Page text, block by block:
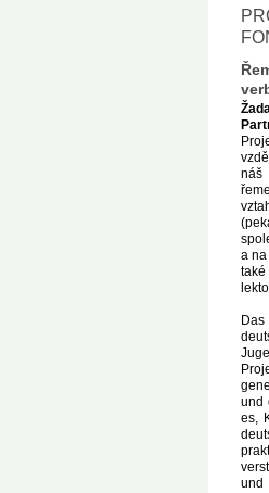
náš
a
také
Das
und
es,
und